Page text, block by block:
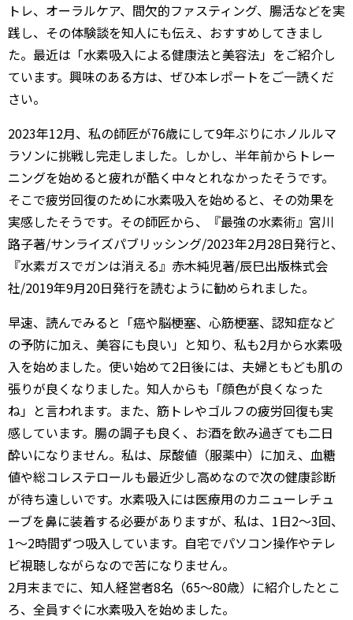
トレ、オーラルケア、間欠的ファスティング、腸活などを実
践し、その体験談を知人にも伝え、おすすめしてきまし
た。最近は「水素吸入による健康法と美容法」をご紹介し
ています。興味のある方は、ぜひ本レポートをご一読くだ
さい。
2023年12月、私の師匠が76歳にして9年ぶりにホノルルマ
ラソンに挑戦し完走しました。しかし、半年前からトレー
ニングを始めると疲れが酷く中々とれなかったそうです。
そこで疲労回復のために水素吸入を始めると、その効果を
実感したそうです。その師匠から、『最強の水素術』宮川
路子著/サンライズパブリッシング/2023年2月28日発行と、
『水素ガスでガンは消える』赤木純児著/辰巳出版株式会
社/2019年9月20日発行を読むように勧められました。
早速、読んでみると「癌や脳梗塞、心筋梗塞、認知症など
の予防に加え、美容にも良い」と知り、私も2月から水素吸
入を始めました。使い始めて2日後には、夫婦ともども肌の
張りが良くなりました。知人からも「顔色が良くなった
ね」と言われます。また、筋トレやゴルフの疲労回復も実
感しています。腸の調子も良く、お酒を飲み過ぎても二日
酔いになりません。私は、尿酸値（服薬中）に加え、血糖
値や総コレステロールも最近少し高めなので次の健康診断
が待ち遠しいです。水素吸入には医療用のカニューレチュ
ーブを鼻に装着する必要がありますが、私は、1日2～3回、
1～2時間ずつ吸入しています。自宅でパソコン操作やテレ
ビ視聴しながらなので苦になりません。
2月末までに、知人経営者8名（65～80歳）に紹介したとこ
ろ、全員すぐに水素吸入を始めました。